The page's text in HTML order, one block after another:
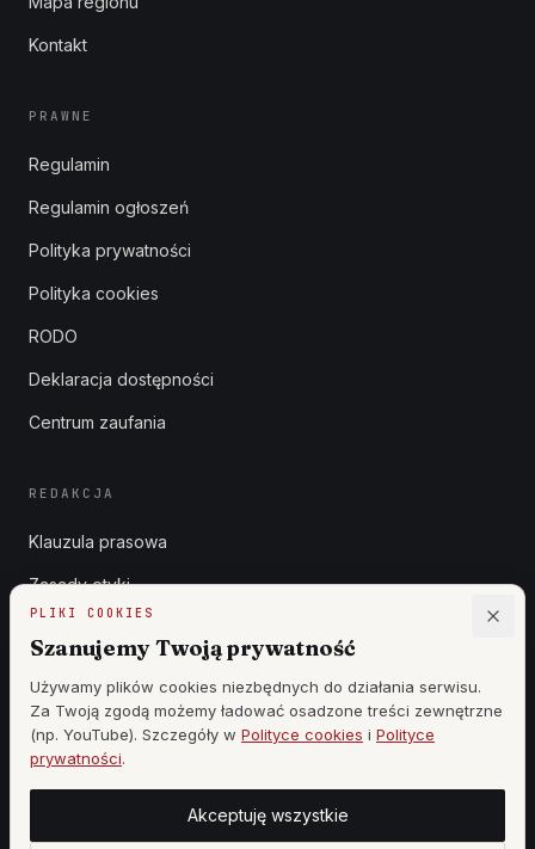
PLIKI COOKIES
Szanujemy Twoją prywatność
Używamy plików cookies niezbędnych do działania serwisu.
Za Twoją zgodą możemy ładować osadzone treści zewnętrzne
(np. YouTube). Szczegóły w Polityce cookies i Polityce
prywatności.
Akceptuję wszystkie
Kontakt
PRAWNE
Regulamin
Regulamin ogłoszeń
Polityka prywatności
Polityka cookies
RODO
Deklaracja dostępności
Centrum zaufania
REDAKCJA
Klauzula prasowa
Zasady etyki
Cennik